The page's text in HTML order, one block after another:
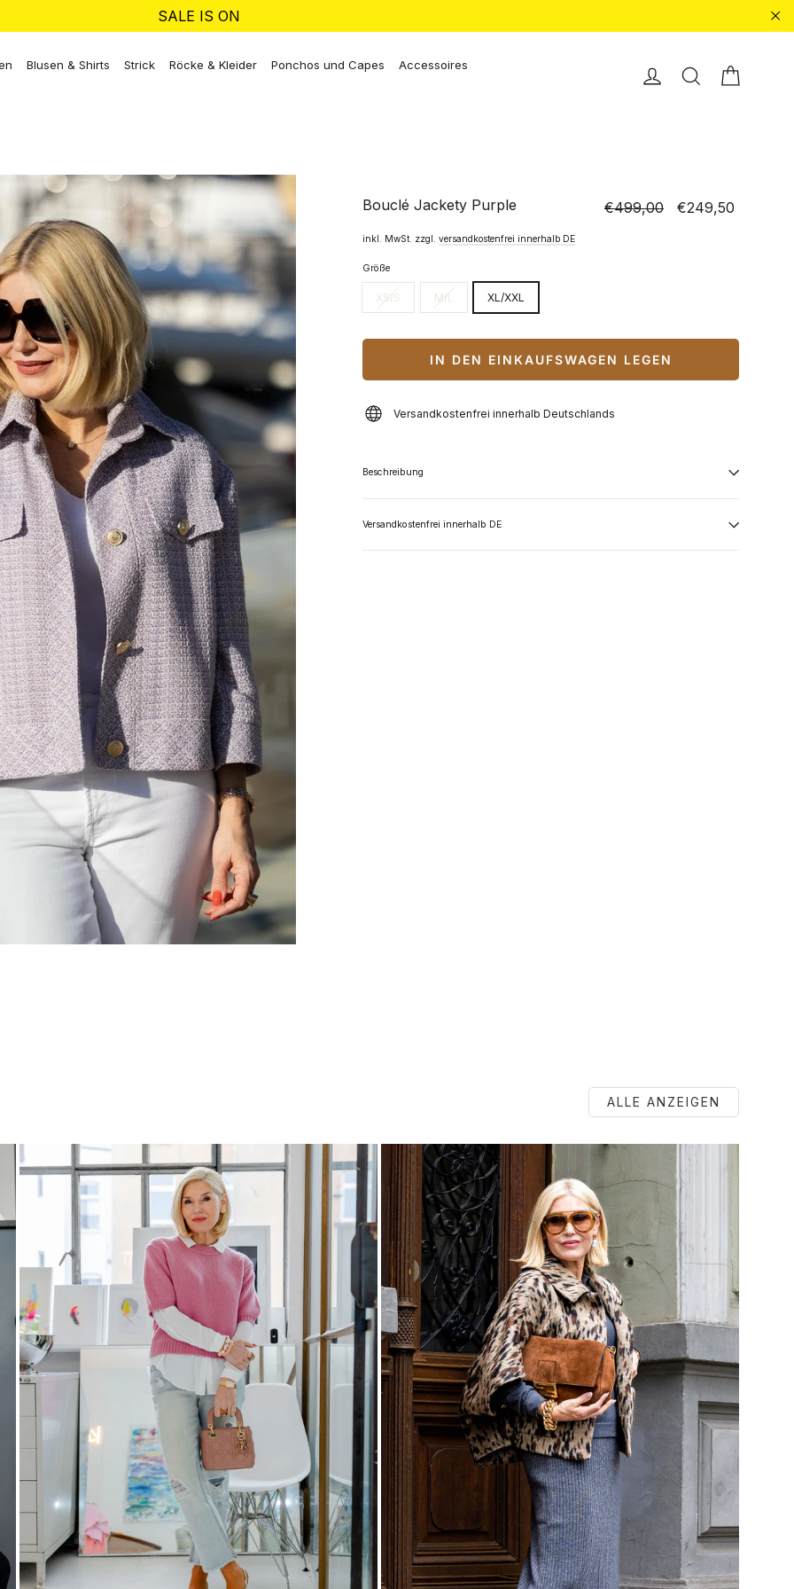
SALE IS ON
Blusen & Shirts Strick Röcke & Kleider Ponchos und Capes Accessoires EinloggenSuche
Bouclé Jackety Purple
Normaler
€499,00
Sonderpreis €249,50
inkl. MwSt. zzgl. versandkostenfrei innerhalb DE
Größe
XS/S M/L XL/XXL
IN DEN EINKAUFSWAGEN LEGEN
Versandkostenfrei innerhalb Deutschlands
Beschreibung
Versandkostenfrei innerhalb DE
ALLE ANZEIGEN